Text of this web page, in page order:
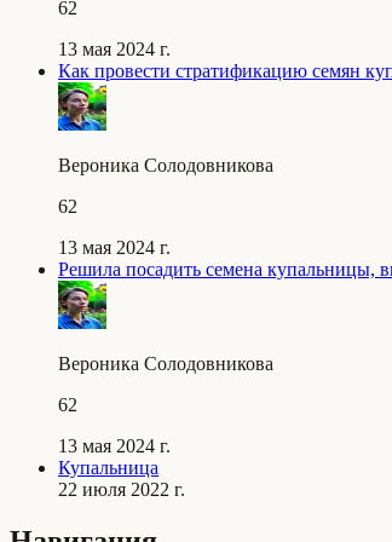
62
13 мая 2024 г.
Как провести стратификацию семян
Вероника Солодовникова
62
13 мая 2024 г.
Решила посадить семена купальницы,
Вероника Солодовникова
62
13 мая 2024 г.
Купальница
22 июля 2022 г.